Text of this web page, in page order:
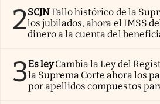
2SCJNFallo histórico de la
los jubilados, ahora el IMSS
dinero a la cuenta del
3Es ley Cambia la Ley del
la Suprema Corte ahora los
por apellidos compuestos